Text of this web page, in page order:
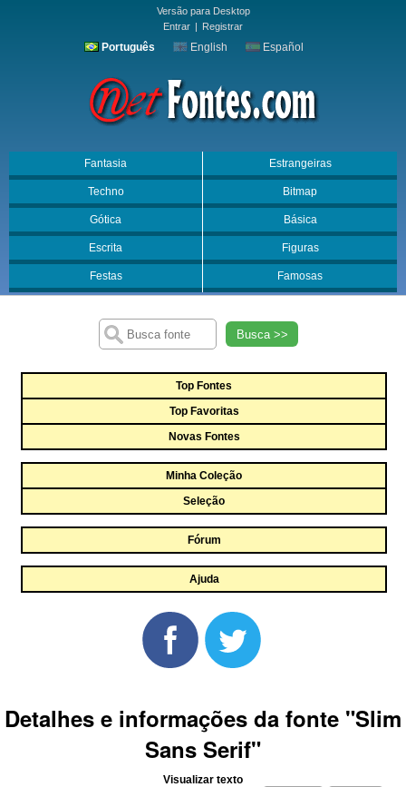
Versão para Desktop
Entrar | Registrar
Português English Español
Fantasia Estrangeiras
Techno Bitmap
Gótica Básica
Escrita Figuras
Festas Famosas
Busca >>
Top Fontes
Top Favoritas
Novas Fontes
Minha Coleção
Seleção
Fórum
Ajuda
Detalhes e informações da fonte "Slim
Sans Serif"
Visualizar texto